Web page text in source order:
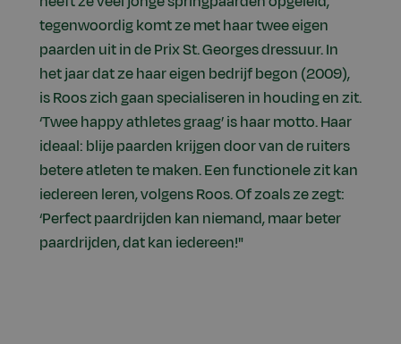
tegenwoordig komt ze met haar twee eigen
paarden uit in de Prix St. Georges dressuur. In
het jaar dat ze haar eigen bedrijf begon (2009),
is Roos zich gaan specialiseren in houding en zit.
‘Twee happy athletes graag’ is haar motto. Haar
ideaal: blije paarden krijgen door van de ruiters
betere atleten te maken. Een functionele zit kan
iedereen leren, volgens Roos. Of zoals ze zegt:
‘Perfect paardrijden kan niemand, maar beter
paardrijden, dat kan iedereen!"